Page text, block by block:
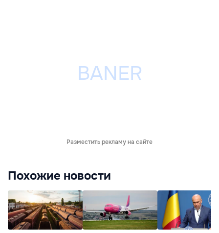
Разместить рекламу на сайте
Похожие новости